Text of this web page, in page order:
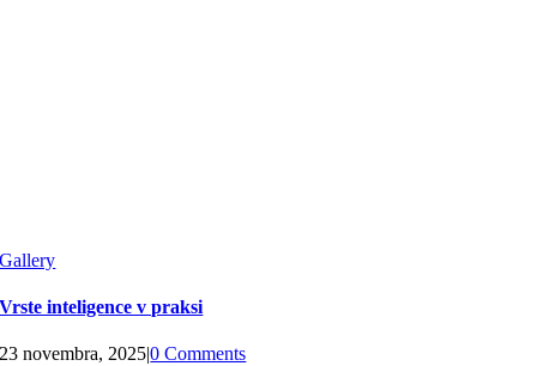
Gallery
Vrste inteligence v praksi
23 novembra, 2025|0 Comments